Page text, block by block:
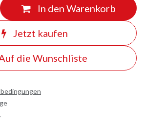
In den Warenkorb
Jetzt kaufen
die Wunschliste